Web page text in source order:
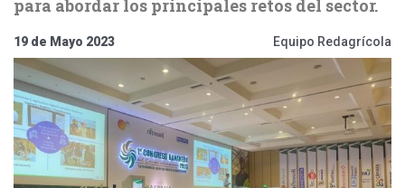
para abordar los principales retos del sector.
19 de Mayo 2023 Equipo Redagrícola